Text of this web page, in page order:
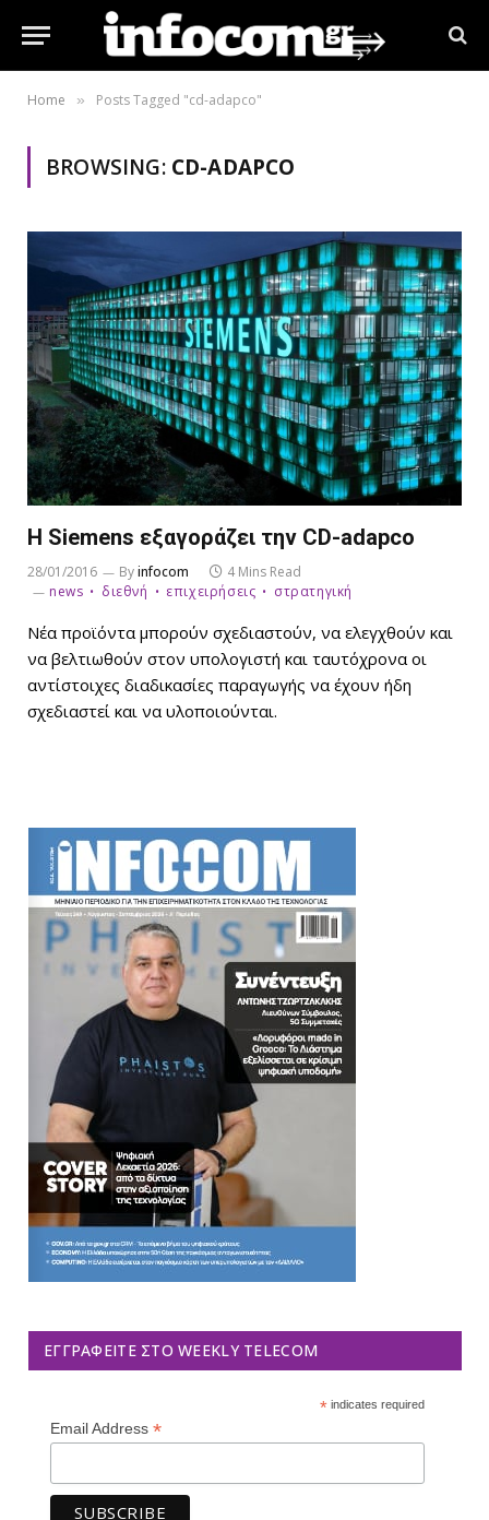
Home » Posts Tagged "cd-adapco"
BROWSING: CD-ADAPCO
Η Siemens εξαγοράζει την CD-adapco
28/01/2016 Byinfocom
4 Mins Read
news
διεθνή επιχειρήσεις στρατηγική
Νέα προϊόντα μπορούν σχεδιαστούν, να ελεγχθούν και
να βελτιωθούν στον υπολογιστή και ταυτόχρονα οι
αντίστοιχες διαδικασίες παραγωγής να έχουν ήδη
σχεδιαστεί και να υλοποιούνται.
ΕΓΓΡΑΦΕΊΤΕ ΣΤΟ WEEKLY TELECOM
*indicates required
Email Address *